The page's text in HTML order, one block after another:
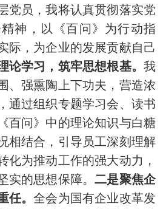
党员，我将认真贯彻落实党
神，以《百问》为行动指
际，为企业的发展贡献自己
论学习，筑牢思想根基。我
、强熏陶上下功夫，营造浓
通过组织专题学习会、读书
百问》中的理论知识与白糖
相结合，引导员工深刻理解
化为推动工作的强大动力，
实的思想保障。二是聚焦企
任。全会为国有企业改革发